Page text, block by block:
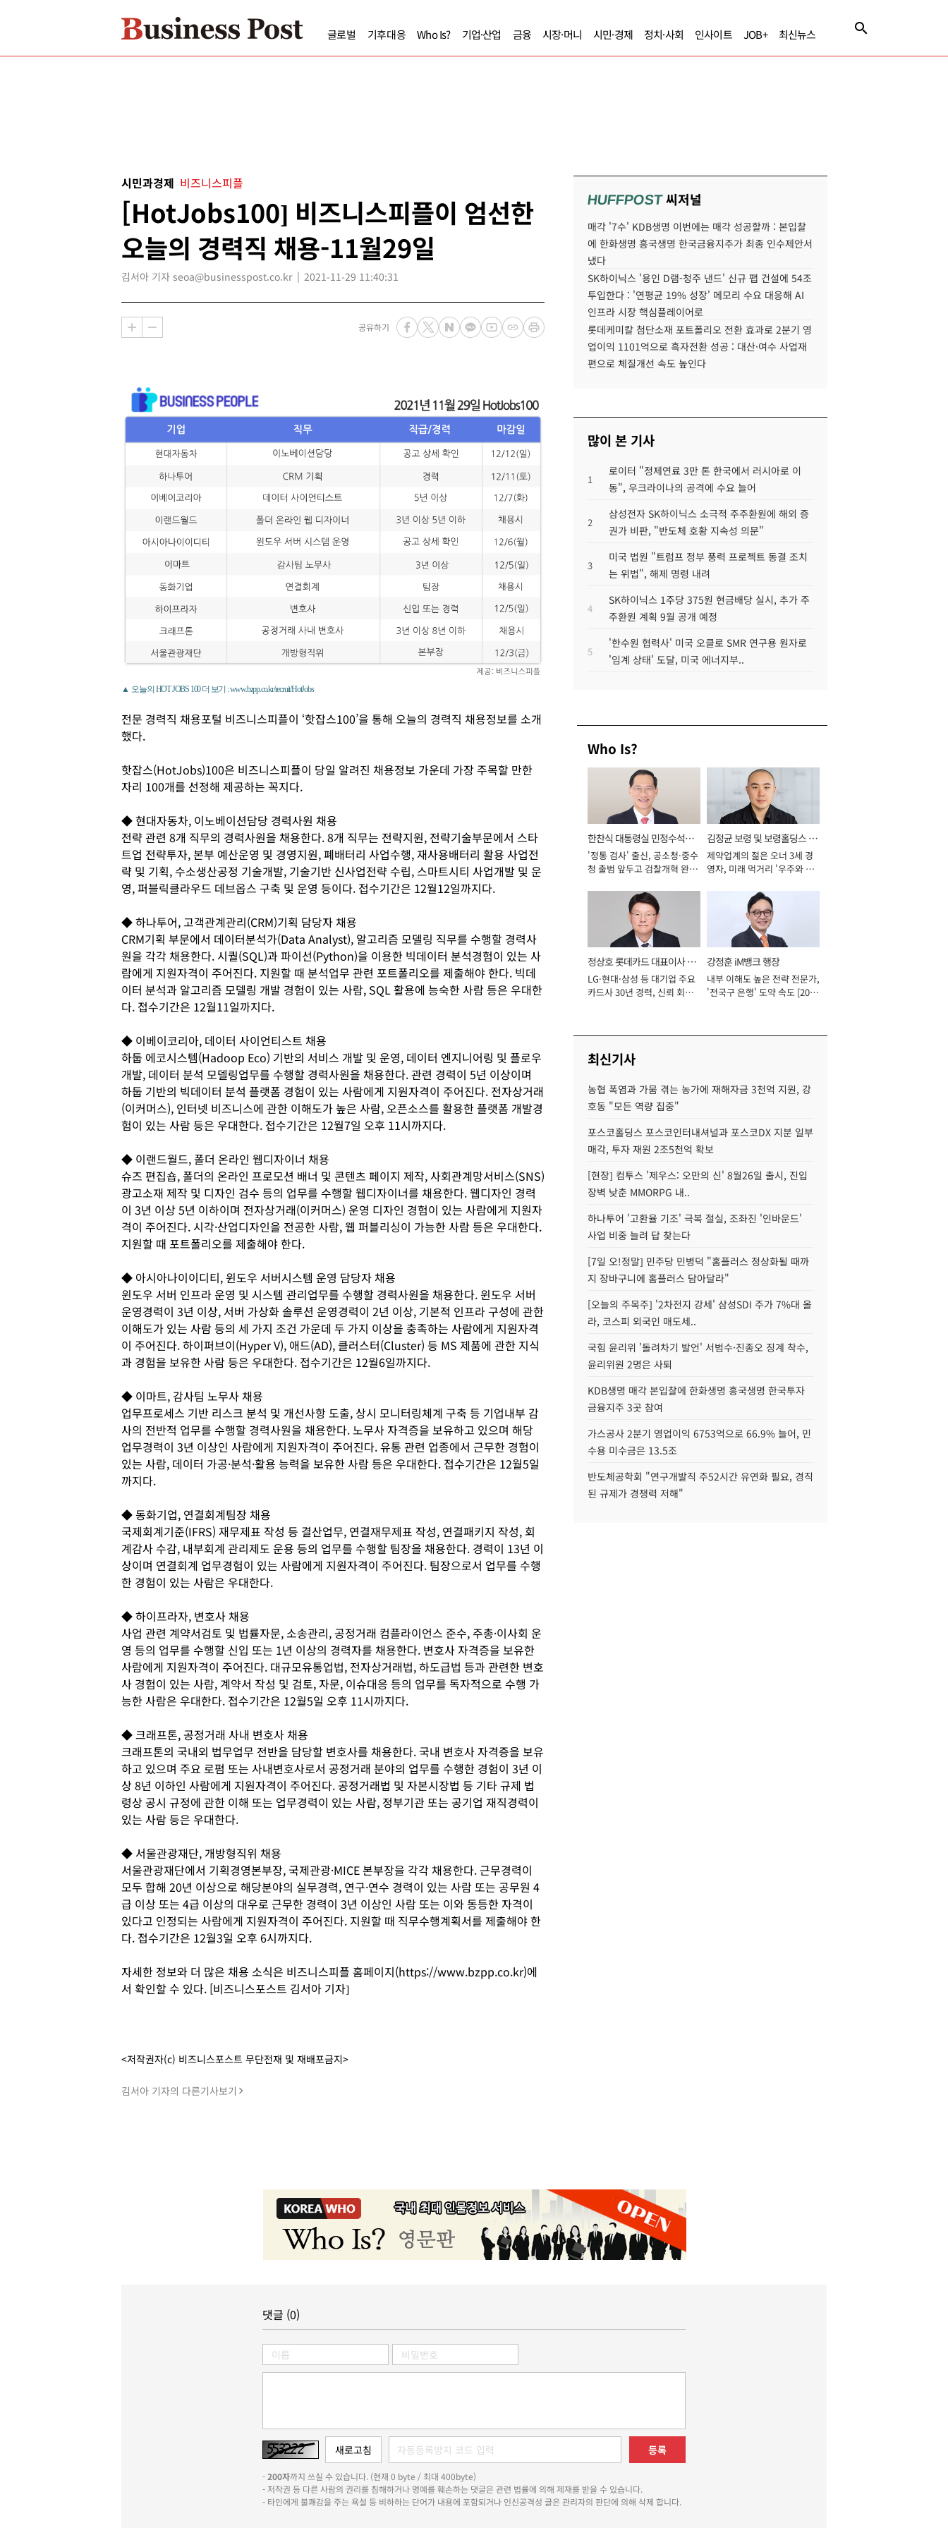
글로벌 기후대응 Who Is? 기업·산업 금융 시장·머니 시민·경제 정치·사회 인사이트 JOB+ 최신뉴스
시민과경제 비즈니스피플
[HotJobs100] 비즈니스피플이 엄선한
오늘의 경력직 채용-11월29일
김서아 기자 seoa@businesspost.co.kr 2021-11-29 11:40:31
공유하기
▲ 오늘의 HOT JOBS 100 더 보기 : www.bzpp.co.kr/recruit/HotJobs
전문 경력직 채용포털 비즈니스피플이 ‘핫잡스100’을 통해 오늘의 경력직 채용정보를 소개
했다.
핫잡스(HotJobs)100은 비즈니스피플이 당일 알려진 채용정보 가운데 가장 주목할 만한
자리 100개를 선정해 제공하는 꼭지다.
◆ 현대자동차, 이노베이션담당 경력사원 채용
전략 관련 8개 직무의 경력사원을 채용한다. 8개 직무는 전략지원, 전략기술부문에서 스타
트업 전략투자, 본부 예산운영 및 경영지원, 폐배터리 사업수행, 재사용배터리 활용 사업전
략 및 기획, 수소생산공정 기술개발, 기술기반 신사업전략 수립, 스마트시티 사업개발 및 운
영, 퍼블릭클라우드 데브옵스 구축 및 운영 등이다. 접수기간은 12월12일까지다.
◆ 하나투어, 고객관계관리(CRM)기획 담당자 채용
CRM기획 부문에서 데이터분석가(Data Analyst), 알고리즘 모델링 직무를 수행할 경력사
원을 각각 채용한다. 시퀄(SQL)과 파이선(Python)을 이용한 빅데이터 분석경험이 있는 사
람에게 지원자격이 주어진다. 지원할 때 분석업무 관련 포트폴리오를 제출해야 한다. 빅데
이터 분석과 알고리즘 모델링 개발 경험이 있는 사람, SQL 활용에 능숙한 사람 등은 우대한
다. 접수기간은 12월11일까지다.
◆ 이베이코리아, 데이터 사이언티스트 채용
하둡 에코시스템(Hadoop Eco) 기반의 서비스 개발 및 운영, 데이터 엔지니어링 및 플로우
개발, 데이터 분석 모델링업무를 수행할 경력사원을 채용한다. 관련 경력이 5년 이상이며
하둡 기반의 빅데이터 분석 플랫폼 경험이 있는 사람에게 지원자격이 주어진다. 전자상거래
(이커머스), 인터넷 비즈니스에 관한 이해도가 높은 사람, 오픈소스를 활용한 플랫폼 개발경
험이 있는 사람 등은 우대한다. 접수기간은 12월7일 오후 11시까지다.
◆ 이랜드월드, 폴더 온라인 웹디자이너 채용
슈즈 편집숍, 폴더의 온라인 프로모션 배너 및 콘텐츠 페이지 제작, 사회관계망서비스(SNS)
광고소재 제작 및 디자인 검수 등의 업무를 수행할 웹디자이너를 채용한다. 웹디자인 경력
이 3년 이상 5년 이하이며 전자상거래(이커머스) 운영 디자인 경험이 있는 사람에게 지원자
격이 주어진다. 시각·산업디자인을 전공한 사람, 웹 퍼블리싱이 가능한 사람 등은 우대한다.
지원할 때 포트폴리오를 제출해야 한다.
◆ 아시아나이이디티, 윈도우 서버시스템 운영 담당자 채용
윈도우 서버 인프라 운영 및 시스템 관리업무를 수행할 경력사원을 채용한다. 윈도우 서버
운영경력이 3년 이상, 서버 가상화 솔루션 운영경력이 2년 이상, 기본적 인프라 구성에 관한
이해도가 있는 사람 등의 세 가지 조건 가운데 두 가지 이상을 충족하는 사람에게 지원자격
이 주어진다. 하이퍼브이(Hyper V), 애드(AD), 클러스터(Cluster) 등 MS 제품에 관한 지식
과 경험을 보유한 사람 등은 우대한다. 접수기간은 12월6일까지다.
◆ 이마트, 감사팀 노무사 채용
업무프로세스 기반 리스크 분석 및 개선사항 도출, 상시 모니터링체계 구축 등 기업내부 감
사의 전반적 업무를 수행할 경력사원을 채용한다. 노무사 자격증을 보유하고 있으며 해당
업무경력이 3년 이상인 사람에게 지원자격이 주어진다. 유통 관련 업종에서 근무한 경험이
있는 사람, 데이터 가공·분석·활용 능력을 보유한 사람 등은 우대한다. 접수기간은 12월5일
까지다.
◆ 동화기업, 연결회계팀장 채용
국제회계기준(IFRS) 재무제표 작성 등 결산업무, 연결재무제표 작성, 연결패키지 작성, 회
계감사 수감, 내부회계 관리제도 운용 등의 업무를 수행할 팀장을 채용한다. 경력이 13년 이
상이며 연결회계 업무경험이 있는 사람에게 지원자격이 주어진다. 팀장으로서 업무를 수행
한 경험이 있는 사람은 우대한다.
◆ 하이프라자, 변호사 채용
사업 관련 계약서검토 및 법률자문, 소송관리, 공정거래 컴플라이언스 준수, 주총·이사회 운
영 등의 업무를 수행할 신입 또는 1년 이상의 경력자를 채용한다. 변호사 자격증을 보유한
사람에게 지원자격이 주어진다. 대규모유통업법, 전자상거래법, 하도급법 등과 관련한 변호
사 경험이 있는 사람, 계약서 작성 및 검토, 자문, 이슈대응 등의 업무를 독자적으로 수행 가
능한 사람은 우대한다. 접수기간은 12월5일 오후 11시까지다.
◆ 크래프톤, 공정거래 사내 변호사 채용
크래프톤의 국내외 법무업무 전반을 담당할 변호사를 채용한다. 국내 변호사 자격증을 보유
하고 있으며 주요 로펌 또는 사내변호사로서 공정거래 분야의 업무를 수행한 경험이 3년 이
상 8년 이하인 사람에게 지원자격이 주어진다. 공정거래법 및 자본시장법 등 기타 규제 법
령상 공시 규정에 관한 이해 또는 업무경력이 있는 사람, 정부기관 또는 공기업 재직경력이
있는 사람 등은 우대한다.
◆ 서울관광재단, 개방형직위 채용
서울관광재단에서 기획경영본부장, 국제관광·MICE 본부장을 각각 채용한다. 근무경력이
모두 합해 20년 이상으로 해당분야의 실무경력, 연구·연수 경력이 있는 사람 또는 공무원 4
급 이상 또는 4급 이상의 대우로 근무한 경력이 3년 이상인 사람 또는 이와 동등한 자격이
있다고 인정되는 사람에게 지원자격이 주어진다. 지원할 때 직무수행계획서를 제출해야 한
다. 접수기간은 12월3일 오후 6시까지다.
자세한 정보와 더 많은 채용 소식은 비즈니스피플 홈페이지(https://www.bzpp.co.kr)에
서 확인할 수 있다. [비즈니스포스트 김서아 기자]
<저작권자(c) 비즈니스포스트 무단전재 및 재배포금지>
김서아 기자의 다른기사보기
HUFFPOST씨저널
매각 '7수' KDB생명 이번에는 매각 성공할까 : 본입찰
에 한화생명 흥국생명 한국금융지주가 최종 인수제안서
냈다
SK하이닉스 '용인 D램-청주 낸드' 신규 팹 건설에 54조
투입한다 : '연평균 19% 성장' 메모리 수요 대응해 AI
인프라 시장 핵심플레이어로
롯데케미칼 첨단소재 포트폴리오 전환 효과로 2분기 영
업이익 1101억으로 흑자전환 성공 : 대산·여수 사업재
편으로 체질개선 속도 높인다
많이 본 기사
1
로이터 "정제연료 3만 톤 한국에서 러시아로 이
동", 우크라이나의 공격에 수요 늘어
2
삼성전자 SK하이닉스 소극적 주주환원에 해외 증
권가 비판, "반도체 호황 지속성 의문"
3
미국 법원 "트럼프 정부 풍력 프로젝트 동결 조치
는 위법", 해제 명령 내려
4
SK하이닉스 1주당 375원 현금배당 실시, 추가 주
주환원 계획 9월 공개 예정
5
'한수원 협력사' 미국 오클로 SMR 연구용 원자로
'임계 상태' 도달, 미국 에너지부..
Who Is?
한찬식 대통령실 민정수석비
서관
'정통 검사' 출신, 공소청·중수
청 출범 앞두고 검찰개혁 완수
김정균 보령 및 보령홀딩스 대
표이사 사장
제약업계의 젊은 오너 3세 경
영자, 미래 먹거리 '우주와 헬
정상호 롯데카드 대표이사 사
장
LG·현대·삼성 등 대기업 주요
카드사 30년 경력, 신뢰 회복
강정훈 iM뱅크 행장
내부 이해도 높은 전략 전문가,
'전국구 은행' 도약 속도 [2026
최신기사
농협 폭염과 가뭄 겪는 농가에 재해자금 3천억 지원, 강
호동 "모든 역량 집중"
포스코홀딩스 포스코인터내셔널과 포스코DX 지분 일부
매각, 투자 재원 2조5천억 확보
[현장] 컴투스 '제우스: 오만의 신' 8월26일 출시, 진입
장벽 낮춘 MMORPG 내..
하나투어 '고환율 기조' 극복 절실, 조좌진 '인바운드'
사업 비중 늘려 답 찾는다
[7일 오!정말] 민주당 민병덕 "홈플러스 정상화될 때까
지 장바구니에 홈플러스 담아달라"
[오늘의 주목주] '2차전지 강세' 삼성SDI 주가 7%대 올
라, 코스피 외국인 매도세..
국힘 윤리위 '돌려차기 발언' 서범수·진종오 징계 착수,
윤리위원 2명은 사퇴
KDB생명 매각 본입찰에 한화생명 흥국생명 한국투자
금융지주 3곳 참여
가스공사 2분기 영업이익 6753억으로 66.9% 늘어, 민
수용 미수금은 13.5조
반도체공학회 "연구개발직 주52시간 유연화 필요, 경직
된 규제가 경쟁력 저해"
댓글 (0)
등록
-200자까지 쓰실 수 있습니다. (현재 0 byte / 최대 400byte)
- 저작권 등 다른 사람의 권리를 침해하거나 명예를 훼손하는 댓글은 관련 법률에 의해 제재를 받을 수 있습니다.
- 타인에게 불쾌감을 주는 욕설 등 비하하는 단어가 내용에 포함되거나 인신공격성 글은 관리자의 판단에 의해 삭제 합니다.